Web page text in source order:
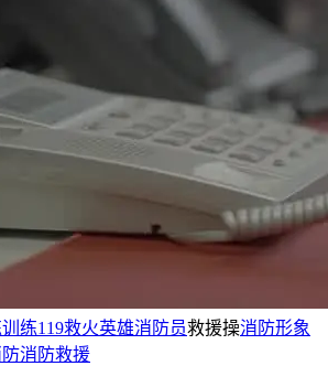
训练119救火英雄消防员救援操消防形象
消防救援